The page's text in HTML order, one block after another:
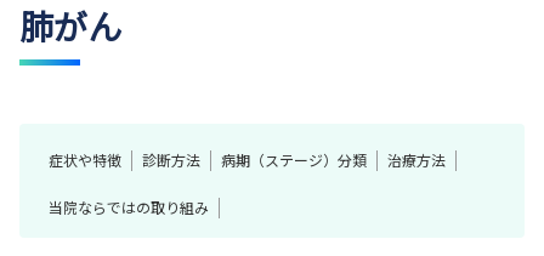
肺がん
症状や特徴 診断方法 病期（ステージ）分類 治療方法
当院ならではの取り組み